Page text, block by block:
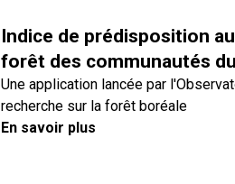
Indice de prédisposition
forêt des communautés
Une application lancée par
recherche sur la forêt boréale
En savoir plus